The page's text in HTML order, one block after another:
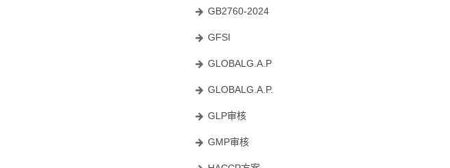
GB2760-2024
GFSI
GLOBALG.A.P
GLOBALG.A.P.
GLP审核
GMP审核